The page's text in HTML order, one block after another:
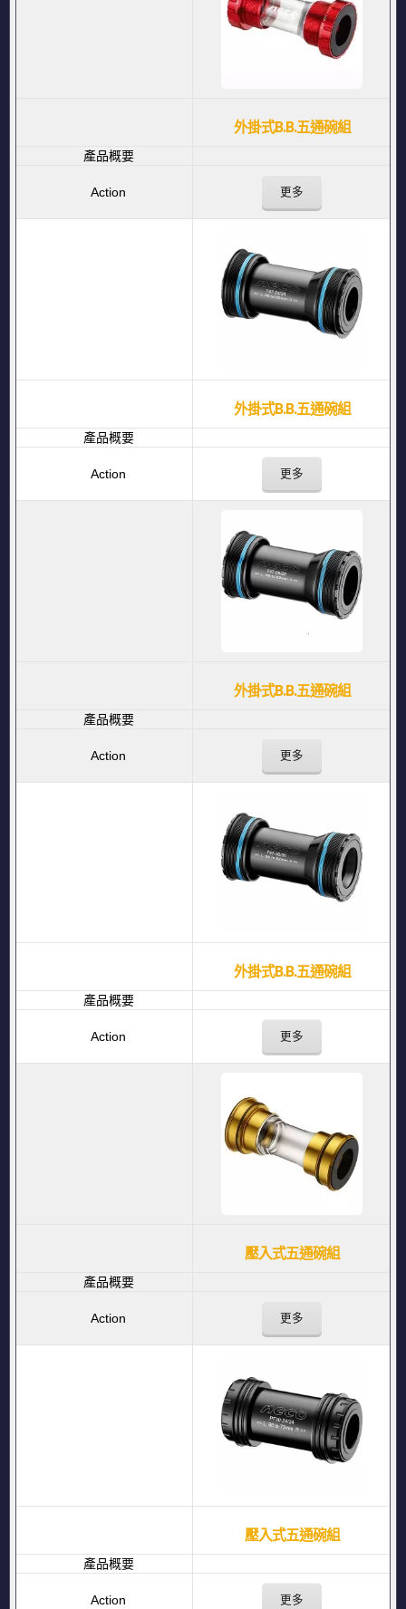
外掛式B.B.五通碗組
更多
外掛式B.B.五通碗組
更多
外掛式B.B.五通碗組
更多
外掛式B.B.五通碗組
更多
壓入式五通碗組
更多
壓入式五通碗組
更多